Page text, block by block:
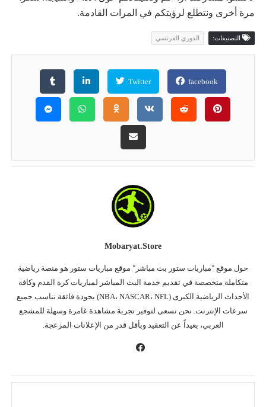
مرة أخرى ونتطلع لرؤيتكم في المرات القادمة.
التصنيفات: الدوري الفرنسي
facebook
Twitter
Mobaryat.store
حول موقع "مباريات ستور بث مباشر" موقع مباريات ستور هو منصة رياضية
متكاملة متخصصة في تقديم خدمة البث المباشر لمباريات كرة القدم وكافة
الأحداث الرياضية الكبرى (NBA، NASCAR، NFL) بجودة فائقة تناسب جميع
سرعات الإنترنت. نحن نسعى لتوفير تجربة مشاهدة غامرة وسهلة للمشجع
العربي، بعيداً عن التعقيد وبأقل قدر من الإعلانات المزعجة.